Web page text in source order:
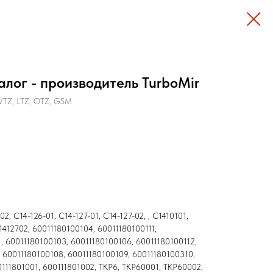
- производитель TurboMir
LTZ, OTZ, GSM
C14-126-01, C14-127-01, C14-127-02, , C1410101,
60011180100104, 60011180100111,
60011180100106, 60011180100112,
60011180100109, 60011180100310,
600111801002, ТКР6, ТКР60001, ТКР60002,